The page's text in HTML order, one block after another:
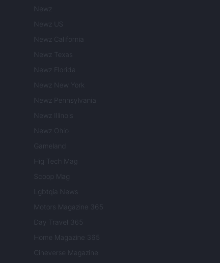
Newz
Newz US
Newz California
Newz Texas
Newz Florida
Newz New York
Newz Pennsylvania
Newz Illinois
Newz Ohio
Gameland
Hig Tech Mag
Scoop Mag
Lgbtqia News
Motors Magazine 365
Day Travel 365
Home Magazine 365
Cineverse Magazine